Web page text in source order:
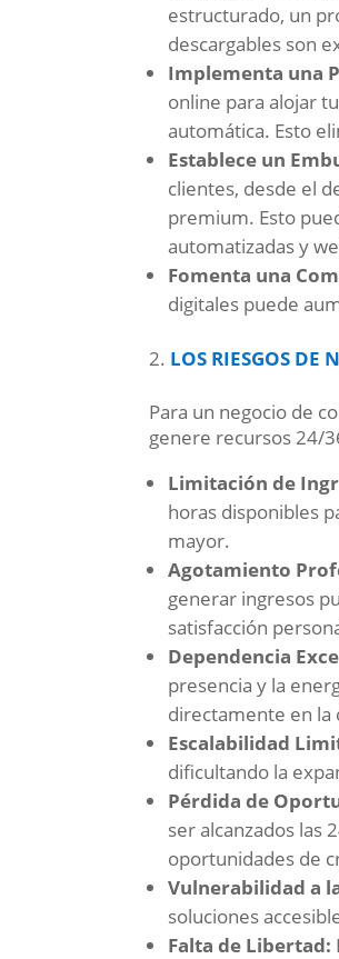
estructurado, un
descargables son
Implementa una
online para alojar
automática. Esto
Establece un
clientes, desde el
premium. Esto
automatizadas y
Fomenta una
digitales puede
LOS RIESGOS
Para un negocio de
genere recursos 24/
Limitación de
horas disponibles
mayor.
Agotamiento
generar ingresos
satisfacción
Dependencia
presencia y la
directamente en la
Escalabilidad
dificultando la
Pérdida de
ser alcanzados las
oportunidades de
Vulnerabilidad a
soluciones
Falta de Libertad: